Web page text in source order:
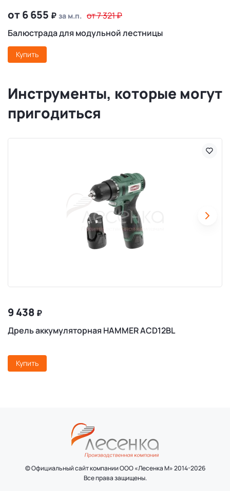
от 6 655 ₽ за м.п. от 7 321₽
Балюстрада для модульной лестницы
Купить
Инструменты, которые могут
пригодиться
9 438 ₽
Дрель аккумуляторная HAMMER ACD12BL
Купить
© Официальный сайт компании ООО «Лесенка М» 2014-2026
Все права защищены.